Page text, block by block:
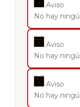
Aviso
No hay
Aviso
No hay
Aviso
No hay